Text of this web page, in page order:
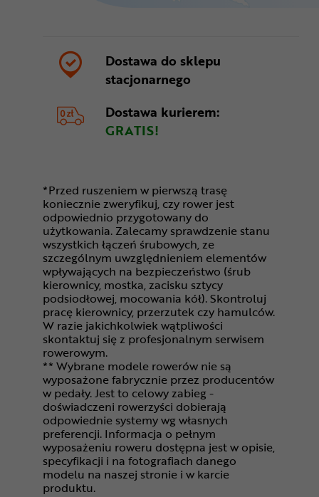
Dostawa do sklepu
stacjonarnego
Dostawa kurierem:
GRATIS!
*Przed ruszeniem w pierwszą trasę
koniecznie zweryfikuj, czy rower jest
odpowiednio przygotowany do
użytkowania. Zalecamy sprawdzenie stanu
wszystkich łączeń śrubowych, ze
szczególnym uwzględnieniem elementów
wpływających na bezpieczeństwo (śrub
kierownicy, mostka, zacisku sztycy
podsiodłowej, mocowania kół). Skontroluj
pracę kierownicy, przerzutek czy hamulców.
W razie jakichkolwiek wątpliwości
skontaktuj się z profesjonalnym serwisem
rowerowym.
** Wybrane modele rowerów nie są
wyposażone fabrycznie przez producentów
w pedały. Jest to celowy zabieg -
doświadczeni rowerzyści dobierają
odpowiednie systemy wg własnych
preferencji. Informacja o pełnym
wyposażeniu roweru dostępna jest w opisie,
specyfikacji i na fotografiach danego
modelu na naszej stronie i w karcie
produktu.